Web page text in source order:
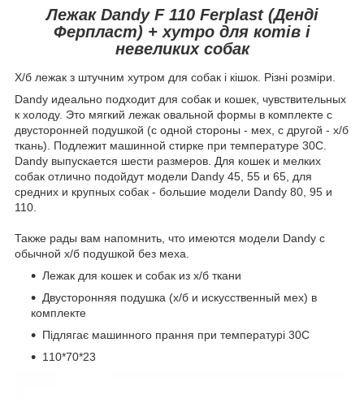
Лежак Dandy F 110 Ferplast (Денді
Ферпласт) + хутро для котів і
невеликих собак
Х/б лежак з штучним хутром для собак і кішок. Різні розміри.
Dandy идеально подходит для собак и кошек, чувствительных
к холоду. Это мягкий лежак овальной формы в комплекте с
двусторонней подушкой (с одной стороны - мех, с другой - х/б
ткань). Подлежит машинной стирке при температуре 30С.
Dandy выпускается шести размеров. Для кошек и мелких
собак отлично подойдут модели Dandy 45, 55 и 65, для
средних и крупных собак - большие модели Dandy 80, 95 и
110.
Также рады вам напомнить, что имеются модели Dandy с
обычной х/б подушкой без меха.
Лежак для кошек и собак из х/б ткани
Двусторонняя подушка (х/б и искусственный мех) в
комплекте
Підлягає машинного прання при температурі 30С
110*70*23